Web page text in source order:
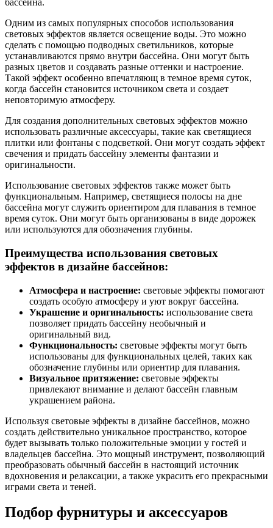
бассейна.
Одним из самых популярных способов использования
световых эффектов является освещение воды. Это можно
сделать с помощью подводных светильников, которые
устанавливаются прямо внутри бассейна. Они могут быть
разных цветов и создавать разные оттенки и настроение.
Такой эффект особенно впечатляющ в темное время суток,
когда бассейн становится источником света и создает
неповторимую атмосферу.
Для создания дополнительных световых эффектов можно
использовать различные аксессуары, такие как светящиеся
плитки или фонтаны с подсветкой. Они могут создать эффект
свечения и придать бассейну элементы фантазии и
оригинальности.
Использование световых эффектов также может быть
функциональным. Например, светящиеся полосы на дне
бассейна могут служить ориентиром для плавания в темное
время суток. Они могут быть организованы в виде дорожек
или используются для обозначения глубины.
Преимущества использования световых
эффектов в дизайне бассейнов:
Атмосфера и настроение: световые эффекты помогают
создать особую атмосферу и уют вокруг бассейна.
Украшение и оригинальность: использование света
позволяет придать бассейну необычный и
оригинальный вид.
Функциональность: световые эффекты могут быть
использованы для функциональных целей, таких как
обозначение глубины или ориентир для плавания.
Визуальное притяжение: световые эффекты
привлекают внимание и делают бассейн главным
украшением района.
Используя световые эффекты в дизайне бассейнов, можно
создать действительно уникальное пространство, которое
будет вызывать только положительные эмоции у гостей и
владельцев бассейна. Это мощный инструмент, позволяющий
преобразовать обычный бассейн в настоящий источник
вдохновения и релаксации, а также украсить его прекрасными
играми света и теней.
Подбор фурнитуры и аксессуаров